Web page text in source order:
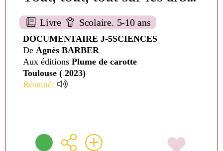
Livre Scolaire. 5-10 ans
DOCUMENTAIRE J-5SCIENCES
De Agnès BARBER
Aux éditions Plume de carotte
Toulouse ( 2023)
Résumé: